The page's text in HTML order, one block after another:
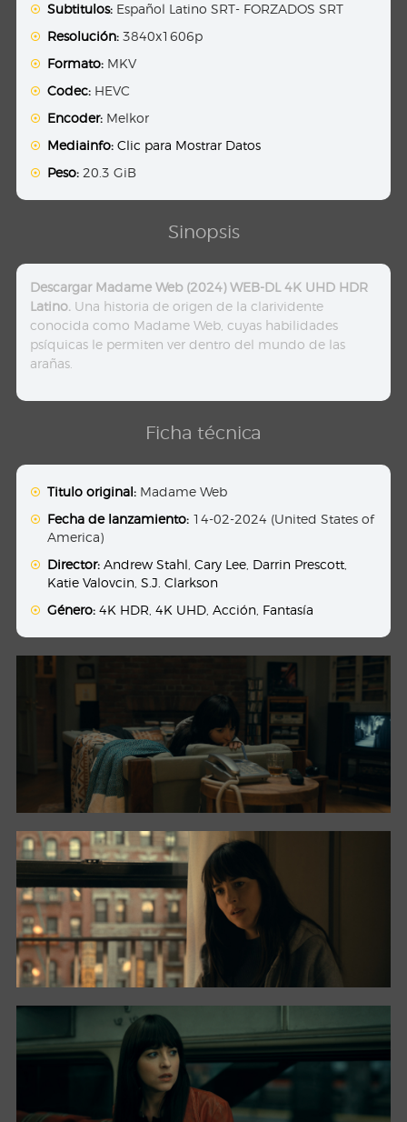
Subtitulos: Español Latino SRT- FORZADOS SRT
Resolución: 3840x1606p
Formato: MKV
Codec: HEVC
Encoder: Melkor
Mediainfo: Clic para Mostrar Datos
Peso: 20.3 GiB
Sinopsis
Descargar Madame Web (2024) WEB-DL 4K UHD HDR
Latino. Una historia de origen de la clarividente
conocida como Madame Web, cuyas habilidades
psíquicas le permiten ver dentro del mundo de las
arañas.
Ficha técnica
Titulo original: Madame Web
Fecha de lanzamiento: 14-02-2024 (United States of
America)
Director: Andrew Stahl,Cary Lee, Darrin Prescott,
Katie Valovcin,S.J. Clarkson
Género: 4K HDR,4K UHD,Acción, Fantasía